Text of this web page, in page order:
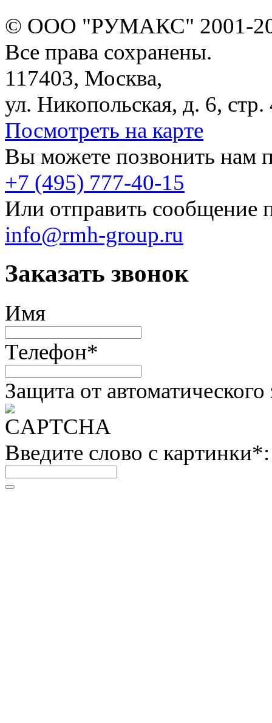
© ООО "РУМАКС" 2001-
Все права сохранены.
117403, Москва,
ул. Никопольская, д. 6, стр.
Посмотреть на карте
Вы можете позвонить нам
+7 (495) 777-40-15
Или отправить сообщение
info@rmh-group.ru
Заказать звонок
Имя
Телефон*
Защита от
Введите слово с картинки*: